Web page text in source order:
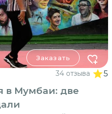
Заказать
34 отзыва 5
в Мумбаи: две